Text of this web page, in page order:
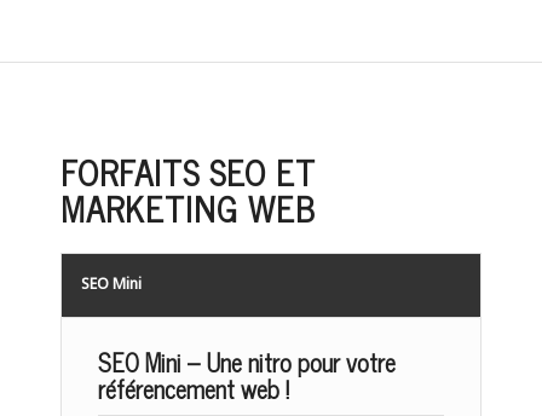
FORFAITS SEO ET
MARKETING WEB
SEO Mini
SEO Mini – Une nitro pour votre
référencement web !